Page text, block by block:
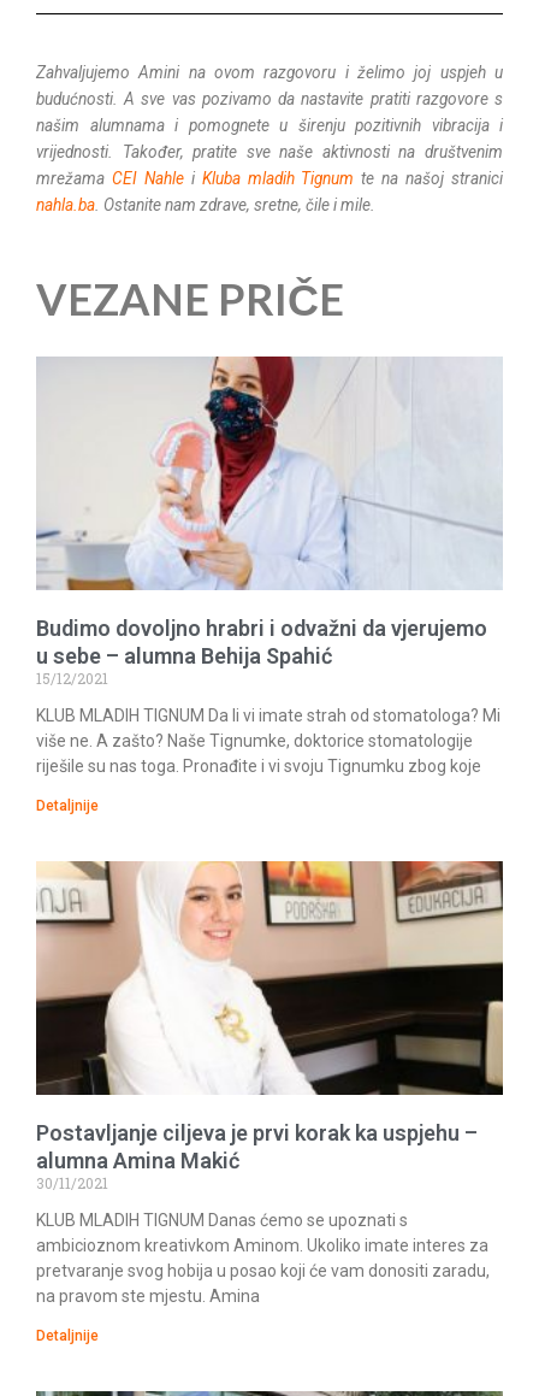
Zahvaljujemo Amini na ovom razgovoru i želimo joj uspjeh u
budućnosti. A sve vas pozivamo da nastavite pratiti razgovore s
našim alumnama i pomognete u širenju pozitivnih vibracija i
vrijednosti. Također, pratite sve naše aktivnosti na društvenim
mrežama CEI Nahlei Kluba mladih Tignum te na našoj stranici
nahla.ba . Ostanite nam zdrave, sretne, čile i mile.
VEZANE PRIČE
Budimo dovoljno hrabri i odvažni da vjerujemo
u sebe – alumna Behija Spahić
15/12/2021
KLUB MLADIH TIGNUM Da li vi imate strah od stomatologa? Mi
više ne. A zašto? Naše Tignumke, doktorice stomatologije
riješile su nas toga. Pronađite i vi svoju Tignumku zbog koje
Detaljnije
Postavljanje ciljeva je prvi korak ka uspjehu –
alumna Amina Makić
30/11/2021
KLUB MLADIH TIGNUM Danas ćemo se upoznati s
ambicioznom kreativkom Aminom. Ukoliko imate interes za
pretvaranje svog hobija u posao koji će vam donositi zaradu,
na pravom ste mjestu. Amina
Detaljnije